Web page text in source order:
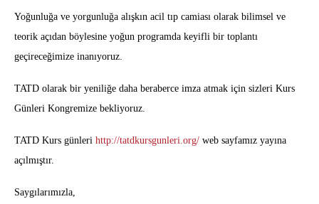
Yoğunluğa ve yorgunluğa alışkın acil tıp camiası olarak bilimsel ve
teorik açıdan böylesine yoğun programda keyifli bir toplantı
geçireceğimize inanıyoruz.
TATD olarak bir yeniliğe daha beraberce imza atmak için sizleri Kurs
Günleri Kongremize bekliyoruz.
TATD Kurs günleri http://tatdkursgunleri.org/ web sayfamız yayına
açılmıştır.
Saygılarımızla,